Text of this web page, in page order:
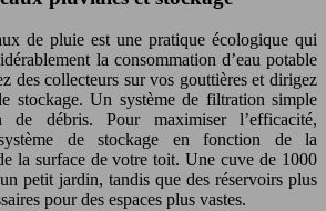
de pluie est une pratique écologique qui
la consommation d’eau potable
des collecteurs sur vos gouttières et dirigez
stockage. Un système de filtration simple
de débris. Pour maximiser l’efficacité,
de stockage en fonction de la
la surface de votre toit. Une cuve de 1000
petit jardin, tandis que des réservoirs plus
pour des espaces plus vastes.